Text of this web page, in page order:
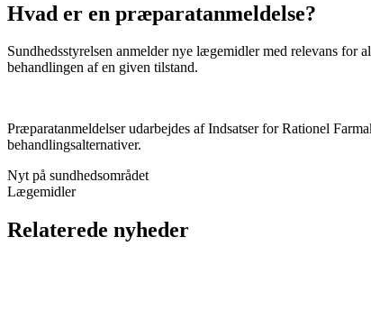
Hvad er en præparatanmeldelse?
Sundhedsstyrelsen anmelder nye lægemidler med relevans
behandlingen af en given tilstand.
Præparatanmeldelser udarbejdes af Indsatser for Rationel
behandlingsalternativer.
Nyt på sundhedsområdet
Lægemidler
Relaterede nyheder